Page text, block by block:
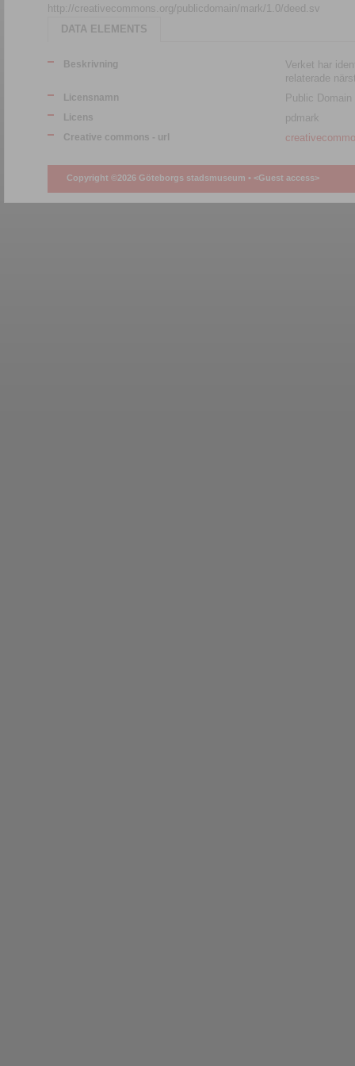
http://creativecommons.org/publicdomain/mark/1.0/deed.sv
DATA ELEMENTS
Beskrivning
Verket har
relaterade
Licensnamn Public Domain
Licens pdmark
Creative commons - url
Copyright ©2026 Göteborgs stadsmuseum • <Guest access>